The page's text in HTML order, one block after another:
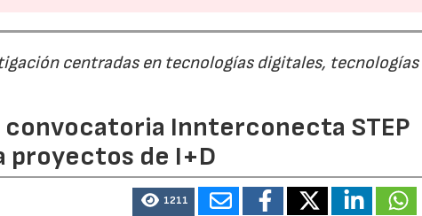
centradas en tecnologías digitales, tecnologías
convocatoria Innterconecta STEP
proyectos de I+D
1211